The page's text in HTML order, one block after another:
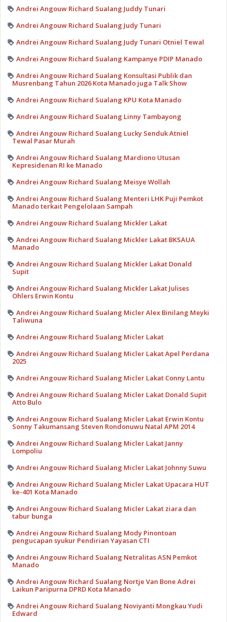
Andrei Angouw Richard Sualang Juddy Tunari
Andrei Angouw Richard Sualang Judy Tunari
Andrei Angouw Richard Sualang Judy Tunari Otniel Tewal
Andrei Angouw Richard Sualang Kampanye PDIP Manado
Andrei Angouw Richard Sualang Konsultasi Publik dan
Musrenbang Tahun 2026 Kota Manado juga Talk Show
Andrei Angouw Richard Sualang KPU Kota Manado
Andrei Angouw Richard Sualang Linny Tambayong
Andrei Angouw Richard Sualang Lucky Senduk Atniel
Tewal Pasar Murah
Andrei Angouw Richard Sualang Mardiono Utusan
Kepresidenan RI ke Manado
Andrei Angouw Richard Sualang Meisye Wollah
Andrei Angouw Richard Sualang Menteri LHK Puji Pemkot
Manado terkait Pengelolaan Sampah
Andrei Angouw Richard Sualang Mickler Lakat
Andrei Angouw Richard Sualang Mickler Lakat BKSAUA
Manado
Andrei Angouw Richard Sualang Mickler Lakat Donald
Supit
Andrei Angouw Richard Sualang Mickler Lakat Julises
Ohlers Erwin Kontu
Andrei Angouw Richard Sualang Micler Alex Binilang Meyki
Taliwuna
Andrei Angouw Richard Sualang Micler Lakat
Andrei Angouw Richard Sualang Micler Lakat Apel Perdana
2025
Andrei Angouw Richard Sualang Micler Lakat Conny Lantu
Andrei Angouw Richard Sualang Micler Lakat Donald Supit
Atto Bulo
Andrei Angouw Richard Sualang Micler Lakat Erwin Kontu
Sonny Takumansang Steven Rondonuwu Natal APM 2014
Andrei Angouw Richard Sualang Micler Lakat Janny
Lompoliu
Andrei Angouw Richard Sualang Micler Lakat Johnny Suwu
Andrei Angouw Richard Sualang Micler Lakat Upacara HUT
ke-401 Kota Manado
Andrei Angouw Richard Sualang Micler Lakat ziara dan
tabur bunga
Andrei Angouw Richard Sualang Mody Pinontoan
pengucapan syukur Pendirian Yayasan CTI
Andrei Angouw Richard Sualang Netralitas ASN Pemkot
Manado
Andrei Angouw Richard Sualang Nortje Van Bone Adrei
Laikun Paripurna DPRD Kota Manado
Andrei Angouw Richard Sualang Noviyanti Mongkau Yudi
Edward